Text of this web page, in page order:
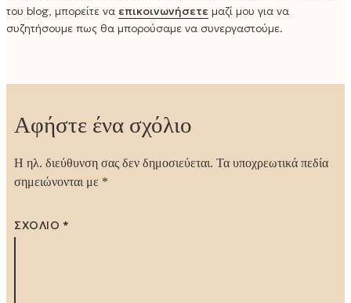
του blog, μπορείτε να επικοινωνήσετε μαζί μου για να
συζητήσουμε πως θα μπορούσαμε να συνεργαστούμε.
Αφήστε ένα σχόλιο
Η ηλ. διεύθυνση σας δεν δημοσιεύεται. Τα υποχρεωτικά πεδία
σημειώνονται με *
ΣΧΌΛΙΟ *